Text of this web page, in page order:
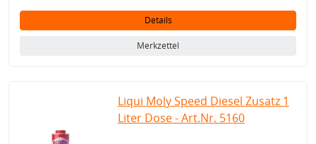
Details
Merkzettel
Liqui Moly Speed Diesel Zusatz 1
Liter Dose - Art.Nr. 5160